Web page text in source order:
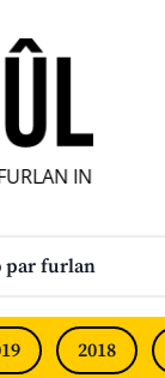
par furlan
2018